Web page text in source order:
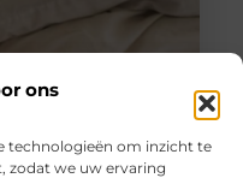
ons
technologieën om inzicht te
zodat we uw ervaring